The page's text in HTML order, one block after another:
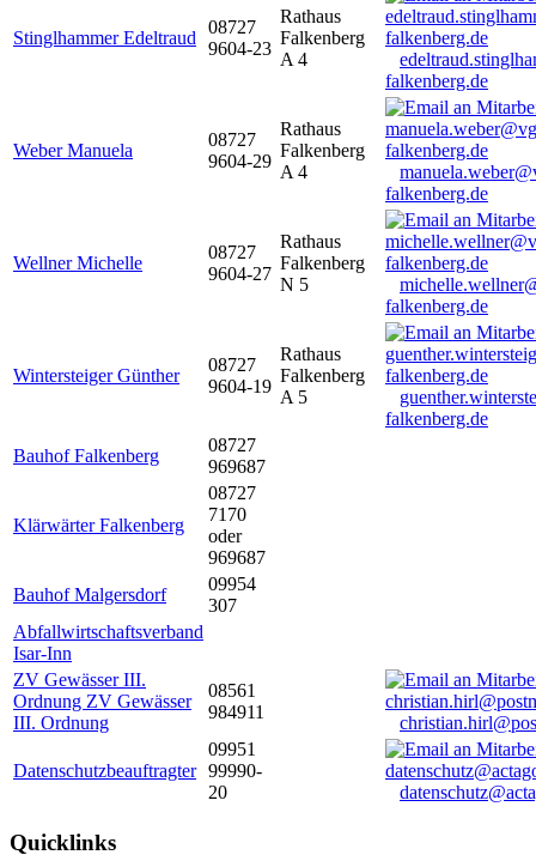
Stinglhammer Edeltraud
08727
9604-23
Rathaus
Falkenberg
A 4
falkenberg.de
Weber Manuela
08727
9604-29
Rathaus
Falkenberg
A 4
falkenberg.de
Wellner Michelle
08727
9604-27
Rathaus
Falkenberg
N 5
falkenberg.de
Wintersteiger Günther
08727
9604-19
Rathaus
Falkenberg
A 5
falkenberg.de
Bauhof Falkenberg
08727
969687
Klärwärter Falkenberg
08727
7170
oder
969687
Bauhof Malgersdorf
09954
307
Abfallwirtschaftsverband
Isar-Inn
ZV Gewässer III.
Ordnung ZV Gewässer
III. Ordnung
08561
984911
Datenschutzbeauftragter
09951
99990-
20
Quicklinks